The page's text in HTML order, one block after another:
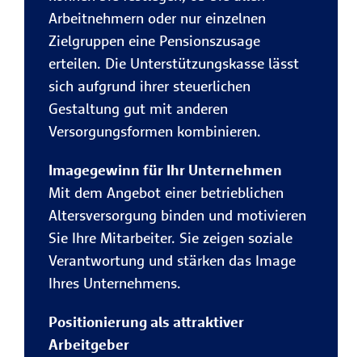
Arbeitnehmern oder nur einzelnen
Zielgruppen eine Pensionszusage
erteilen. Die Unterstützungskasse lässt
sich aufgrund ihrer steuerlichen
Gestaltung gut mit anderen
Versorgungsformen kombinieren.
Imagegewinn für Ihr Unternehmen
Mit dem Angebot einer betrieblichen
Altersversorgung binden und motivieren
Sie Ihre Mitarbeiter. Sie zeigen soziale
Verantwortung und stärken das Image
Ihres Unternehmens.
Positionierung als attraktiver
Arbeitgeber